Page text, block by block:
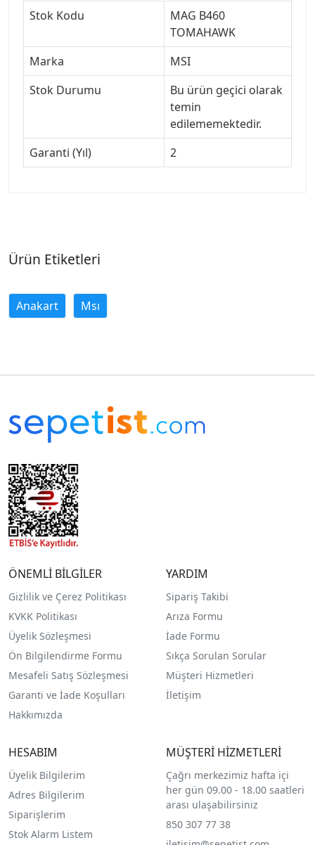
Stok Kodu
MAG B460
TOMAHAWK
Marka
MSI
Stok Durumu
Bu ürün geçici olarak
temin
edilememektedir.
Garanti (Yıl)
2
Ürün Etiketleri
Anakart Msı
ÖNEMLİ BİLGİLER
Gizlilik ve Çerez Politikası
KVKK Politikası
Üyelik Sözleşmesi
Ön Bilgilendirme Formu
Mesafeli Satış Sözleşmesi
Garanti ve İade Koşulları
Hakkımızda
YARDIM
Sipariş Takibi
Arıza Formu
İade Formu
Sıkça Sorulan Sorular
Müşteri Hizmetleri
İletişim
HESABIM
Üyelik Bilgilerim
Adres Bilgilerim
Siparişlerim
Stok Alarm Listem
MÜŞTERİ HİZMETLERİ
Çağrı merkezimiz hafta içi
her gün 09.00 - 18.00 saatleri
arası ulaşabilirsiniz
850 307 77 38